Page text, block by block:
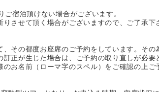
宿泊頂けない場合がございます。
させて頂く場合がございますので、ご了承下
その都度お座席のご予約をしています。そ
正が生じた場合は、ご予約の取り直しが必
お名前（ローマ字のスペル）をご確認の上ご